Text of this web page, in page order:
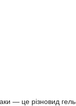
— це різновид гель-